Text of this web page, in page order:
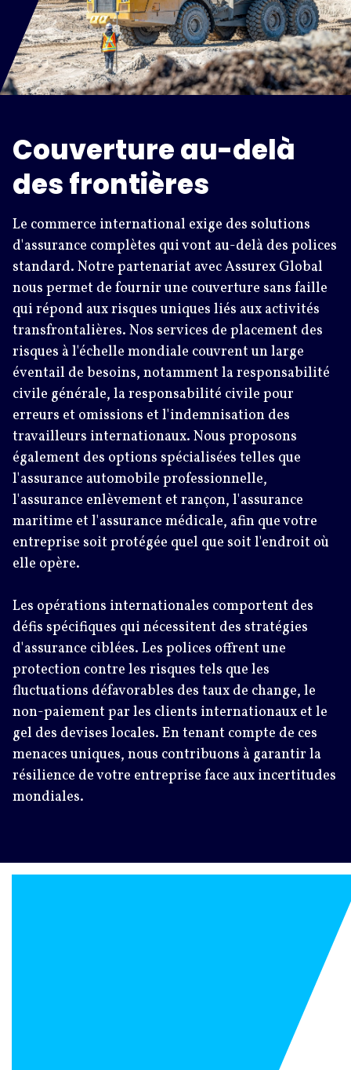
Couverture au-delà
des frontières
Le commerce international exige des solutions
d'assurance complètes qui vont au-delà des polices
standard. Notre partenariat avec Assurex Global
nous permet de fournir une couverture sans faille
qui répond aux risques uniques liés aux activités
transfrontalières. Nos services de placement des
risques à l'échelle mondiale couvrent un large
éventail de besoins, notamment la responsabilité
civile générale, la responsabilité civile pour
erreurs et omissions et l'indemnisation des
travailleurs internationaux. Nous proposons
également des options spécialisées telles que
l'assurance automobile professionnelle,
l'assurance enlèvement et rançon, l'assurance
maritime et l'assurance médicale, afin que votre
entreprise soit protégée quel que soit l'endroit où
elle opère.
Les opérations internationales comportent des
défis spécifiques qui nécessitent des stratégies
d'assurance ciblées. Les polices offrent une
protection contre les risques tels que les
fluctuations défavorables des taux de change, le
non-paiement par les clients internationaux et le
gel des devises locales. En tenant compte de ces
menaces uniques, nous contribuons à garantir la
résilience de votre entreprise face aux incertitudes
mondiales.